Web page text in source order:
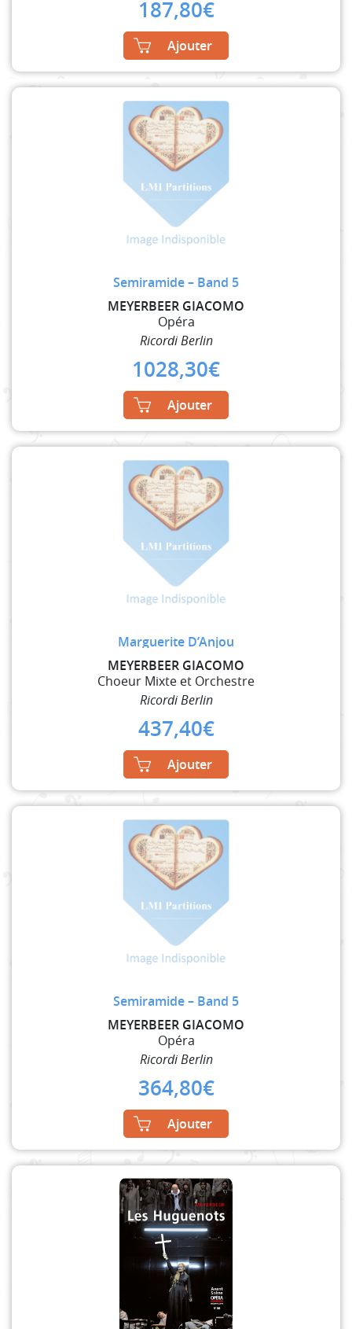
187,80€
Ajouter
Semiramide – Band 5
MEYERBEER GIACOMO
Opéra
Ricordi Berlin
1028,30€
Ajouter
Marguerite D’Anjou
MEYERBEER GIACOMO
Choeur Mixte et Orchestre
Ricordi Berlin
437,40€
Ajouter
Semiramide – Band 5
MEYERBEER GIACOMO
Opéra
Ricordi Berlin
364,80€
Ajouter